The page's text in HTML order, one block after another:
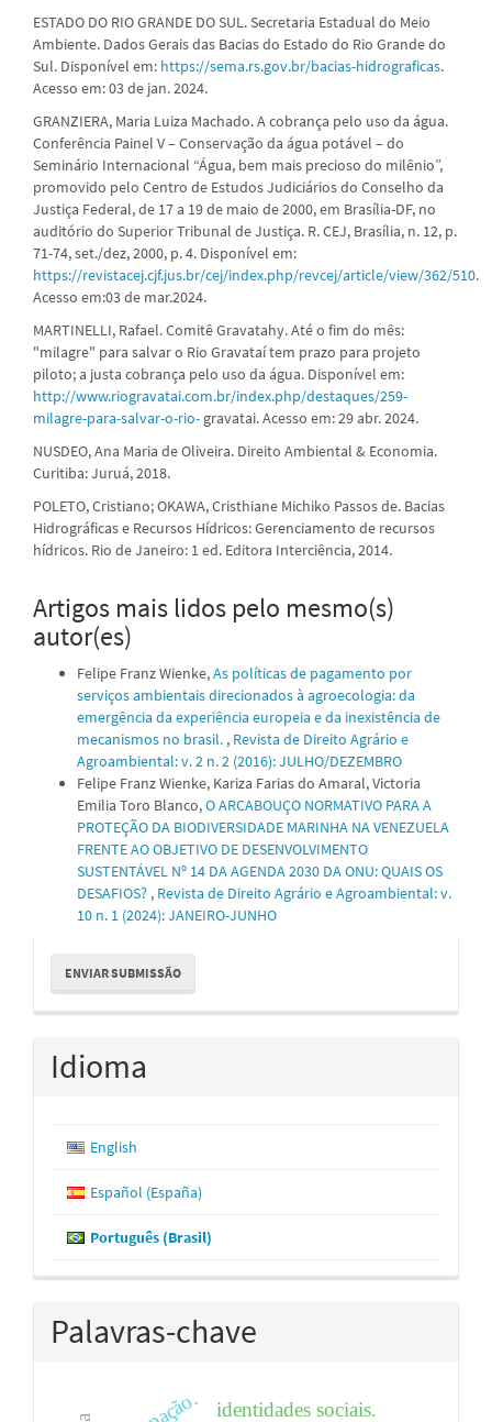
ESTADO DO RIO GRANDE DO SUL. Secretaria Estadual do Meio
Ambiente. Dados Gerais das Bacias do Estado do Rio Grande do
Sul. Disponível em: https://sema.rs.gov.br/bacias-hidrograficas.
Acesso em: 03 de jan. 2024.
GRANZIERA, Maria Luiza Machado. A cobrança pelo uso da água.
Conferência Painel V – Conservação da água potável – do
Seminário Internacional “Água, bem mais precioso do milênio”,
promovido pelo Centro de Estudos Judiciários do Conselho da
Justiça Federal, de 17 a 19 de maio de 2000, em Brasília-DF, no
auditório do Superior Tribunal de Justiça. R. CEJ, Brasília, n. 12, p.
71-74, set./dez, 2000, p. 4. Disponível em:
https://revistacej.cjf.jus.br/cej/index.php/revcej/article/view/362/510.
Acesso em:03 de mar.2024.
MARTINELLI, Rafael. Comitê Gravatahy. Até o fim do mês:
"milagre" para salvar o Rio Gravataí tem prazo para projeto
piloto; a justa cobrança pelo uso da água. Disponível em:
http://www.riogravatai.com.br/index.php/destaques/259-
milagre-para-salvar-o-rio- gravatai. Acesso em: 29 abr. 2024.
NUSDEO, Ana Maria de Oliveira. Direito Ambiental & Economia.
Curitiba: Juruá, 2018.
POLETO, Cristiano; OKAWA, Cristhiane Michiko Passos de. Bacias
Hidrográficas e Recursos Hídricos: Gerenciamento de recursos
hídricos. Rio de Janeiro: 1 ed. Editora Interciência, 2014.
Artigos mais lidos pelo mesmo(s)
autor(es)
Felipe Franz Wienke,As políticas de pagamento por
serviços ambientais direcionados à agroecologia: da
emergência da experiência europeia e da inexistência de
mecanismos no brasil. , Revista de Direito Agrário e
Agroambiental: v. 2 n. 2 (2016): JULHO/DEZEMBRO
Felipe Franz Wienke, Kariza Farias do Amaral, Victoria
Emilia Toro Blanco,O ARCABOUÇO NORMATIVO PARA A
PROTEÇÃO DA BIODIVERSIDADE MARINHA NA VENEZUELA
FRENTE AO OBJETIVO DE DESENVOLVIMENTO
SUSTENTÁVEL Nº 14 DA AGENDA 2030 DA ONU: QUAIS OS
DESAFIOS? , Revista de Direito Agrário e Agroambiental: v.
10 n. 1 (2024): JANEIRO-JUNHO
Enviar
Submissão
ENVIAR SUBMISSÃO
Idioma
English
Español (España)
Português (Brasil)
Palavras-chave
identidades sociais.